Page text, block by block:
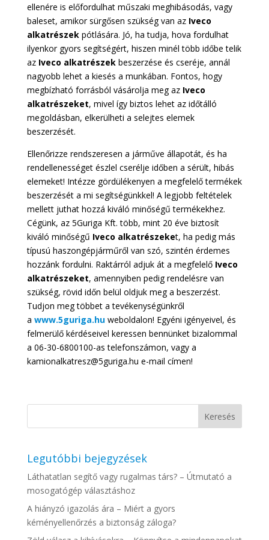
ellenére is előfordulhat műszaki meghibásodás, vagy
baleset, amikor sürgősen szükség van azIveco
alkatrészekpótlására. Jó, ha tudja, hova fordulhat
ilyenkor gyors segítségért, hiszen minél több időbe telik
az Iveco alkatrészekbeszerzése és cseréje, annál
nagyobb lehet a kiesés a munkában. Fontos, hogy
megbízható forrásból vásárolja meg azIveco
alkatrészeket, mivel így biztos lehet az időtálló
megoldásban, elkerülheti a selejtes elemek
beszerzését.
Ellenőrizze rendszeresen a járműve állapotát, és ha
rendellenességet észlel cserélje időben a sérült, hibás
elemeket! Intézze gördülékenyen a megfelelő termékek
beszerzését a mi segítségünkkel! A legjobb feltételek
mellett juthat hozzá kiváló minőségű termékekhez.
Cégünk, az 5Guriga Kft. több, mint 20 éve biztosít
kiváló minőségű Iveco alkatrészeket, ha pedig más
típusú haszongépjárműről van szó, szintén érdemes
hozzánk fordulni. Raktárról adjuk át a megfelelő Iveco
alkatrészeket, amennyiben pedig rendelésre van
szükség, rövid időn belül oldjuk meg a beszerzést.
Tudjon meg többet a tevékenységünkről
a www.5guriga.huweboldalon! Egyéni igényeivel, és
felmerülő kérdéseivel keressen bennünket bizalommal
a 06-30-6800100-as telefonszámon, vagy a
kamionalkatresz@5guriga.hu e-mail címen!
Legutóbbi bejegyzések
Láthatatlan segítő vagy rugalmas társ? – Útmutató a
mosogatógép választáshoz
A hiányzó igazolás ára – Miért a gyors
kéményellenőrzés a biztonság záloga?